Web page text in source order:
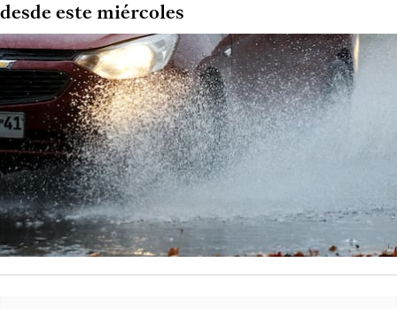
desde este miércoles